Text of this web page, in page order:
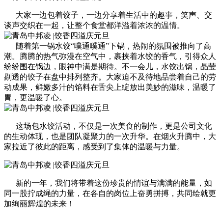
大家一边包着饺子，一边分享着生活中的趣事，笑声、交
谈声交织在一起，让整个食堂都洋溢着浓浓的温情。
随着第一锅水饺“噗通噗通”下锅，热闹的氛围被推向了高
潮。腾腾的热气弥漫在空气中，裹挟着水饺的香气，引得众人
纷纷围在锅边，眼神中满是期待。不一会儿，水饺出锅，晶莹
剔透的饺子在盘中排列整齐。大家迫不及待地品尝着自己的劳
动成果，鲜嫩多汁的馅料在舌尖上绽放出美妙的滋味，温暖了
胃，更温暖了心。
这场包水饺活动，不仅是一次美食的制作，更是公司文化
的生动体现，也是团队凝聚力的一次升华。在烟火升腾中，大
家拉近了彼此的距离，感受到了集体的温暖与力量。
新的一年，我们将带着这份珍贵的情谊与满满的能量，如
同一股拧成绳的力量，在各自的岗位上奋勇拼搏，共同绘就更
加绚丽辉煌的未来！